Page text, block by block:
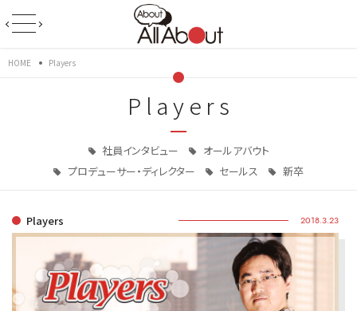
HOME Players
Players
社員インタビュー
オールアバウト
プロデューサー・ディレクター
セールス 新卒
Players 2018.3.23